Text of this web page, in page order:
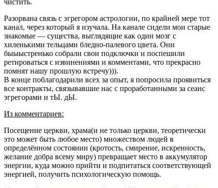
Разорвана связь с эгрегором астрологии, по крайней мере тот
канал, через который я изучала. На канале сидели мои старые
знакомые — существа, выглядящие как один мозг с
хиленькими тельцами бледно-палевого цвета. Они
быыыстренько собрали свои подключки и поспешили
ретироваться с извинениями и комментами, что прекрасно
помнят нашу прошлую встречу))).
В конце поблагодарили всех за опыт, я попросила проявиться
все контракты, связывавшие нас с проработанными за сеанс
эгрегорами и тЫ. дЫ.
Из комментариев:
Посещение церкви, храма(и не только церкви, теоретически
это может быть любое место) множеством людей в
определённом состоянии (кротость, смирение, искренность,
желание добра всему миру) превращает место в аккумулятор
энергии, куда можно прийти и подпитаться соответствующей
энергией, получить психологическую помощь.